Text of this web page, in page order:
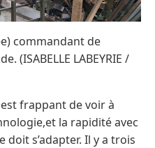
commandant de
(ISABELLE LABEYRIE /
frappant de voir à
la rapidité avec
s’adapter. Il y a trois